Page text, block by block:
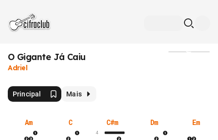
O Gigante Já Caiu
Adriel
Principal Mais
Am C C#m
4
Dm Em